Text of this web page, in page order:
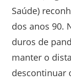
Saúde)
dos anos 90.
duros de
manter o
descontinuar